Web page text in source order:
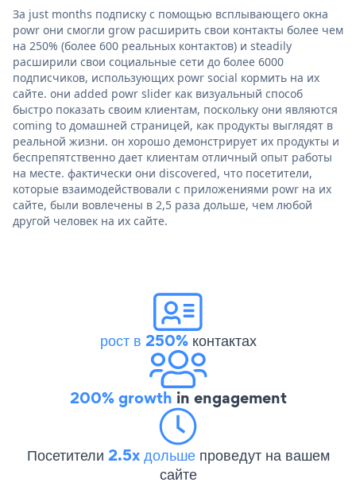
За just months подписку с помощью всплывающего окна
powr они смогли grow расширить свои контакты более чем
на 250% (более 600 реальных контактов) и steadily
расширили свои социальные сети до более 6000
подписчиков, использующих powr social кормить на их
сайте. они added powr slider как визуальный способ
быстро показать своим клиентам, поскольку они являются
coming to домашней страницей, как продукты выглядят в
реальной жизни. он хорошо демонстрирует их продукты и
беспрепятственно дает клиентам отличный опыт работы
на месте. фактически они discovered, что посетители,
которые взаимодействовали с приложениями powr на их
сайте, были вовлечены в 2,5 раза дольше, чем любой
другой человек на их сайте.
рост в 250%контактах
200% growth in engagement
Посетители 2.5x дольше проведут на вашем
сайте